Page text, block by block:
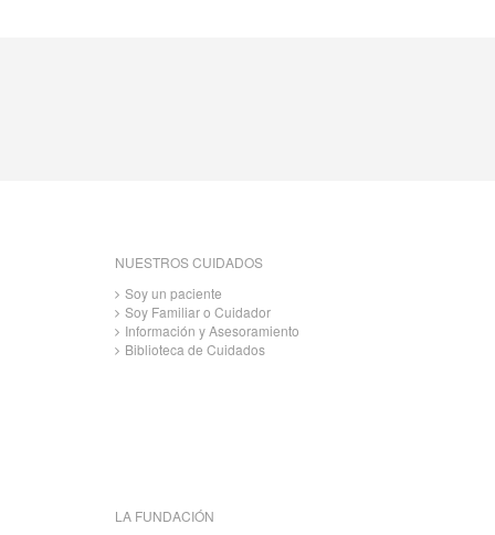
NUESTROS CUIDADOS
Soy un paciente
Soy Familiar o Cuidador
Información y Asesoramiento
Biblioteca de Cuidados
LA FUNDACIÓN